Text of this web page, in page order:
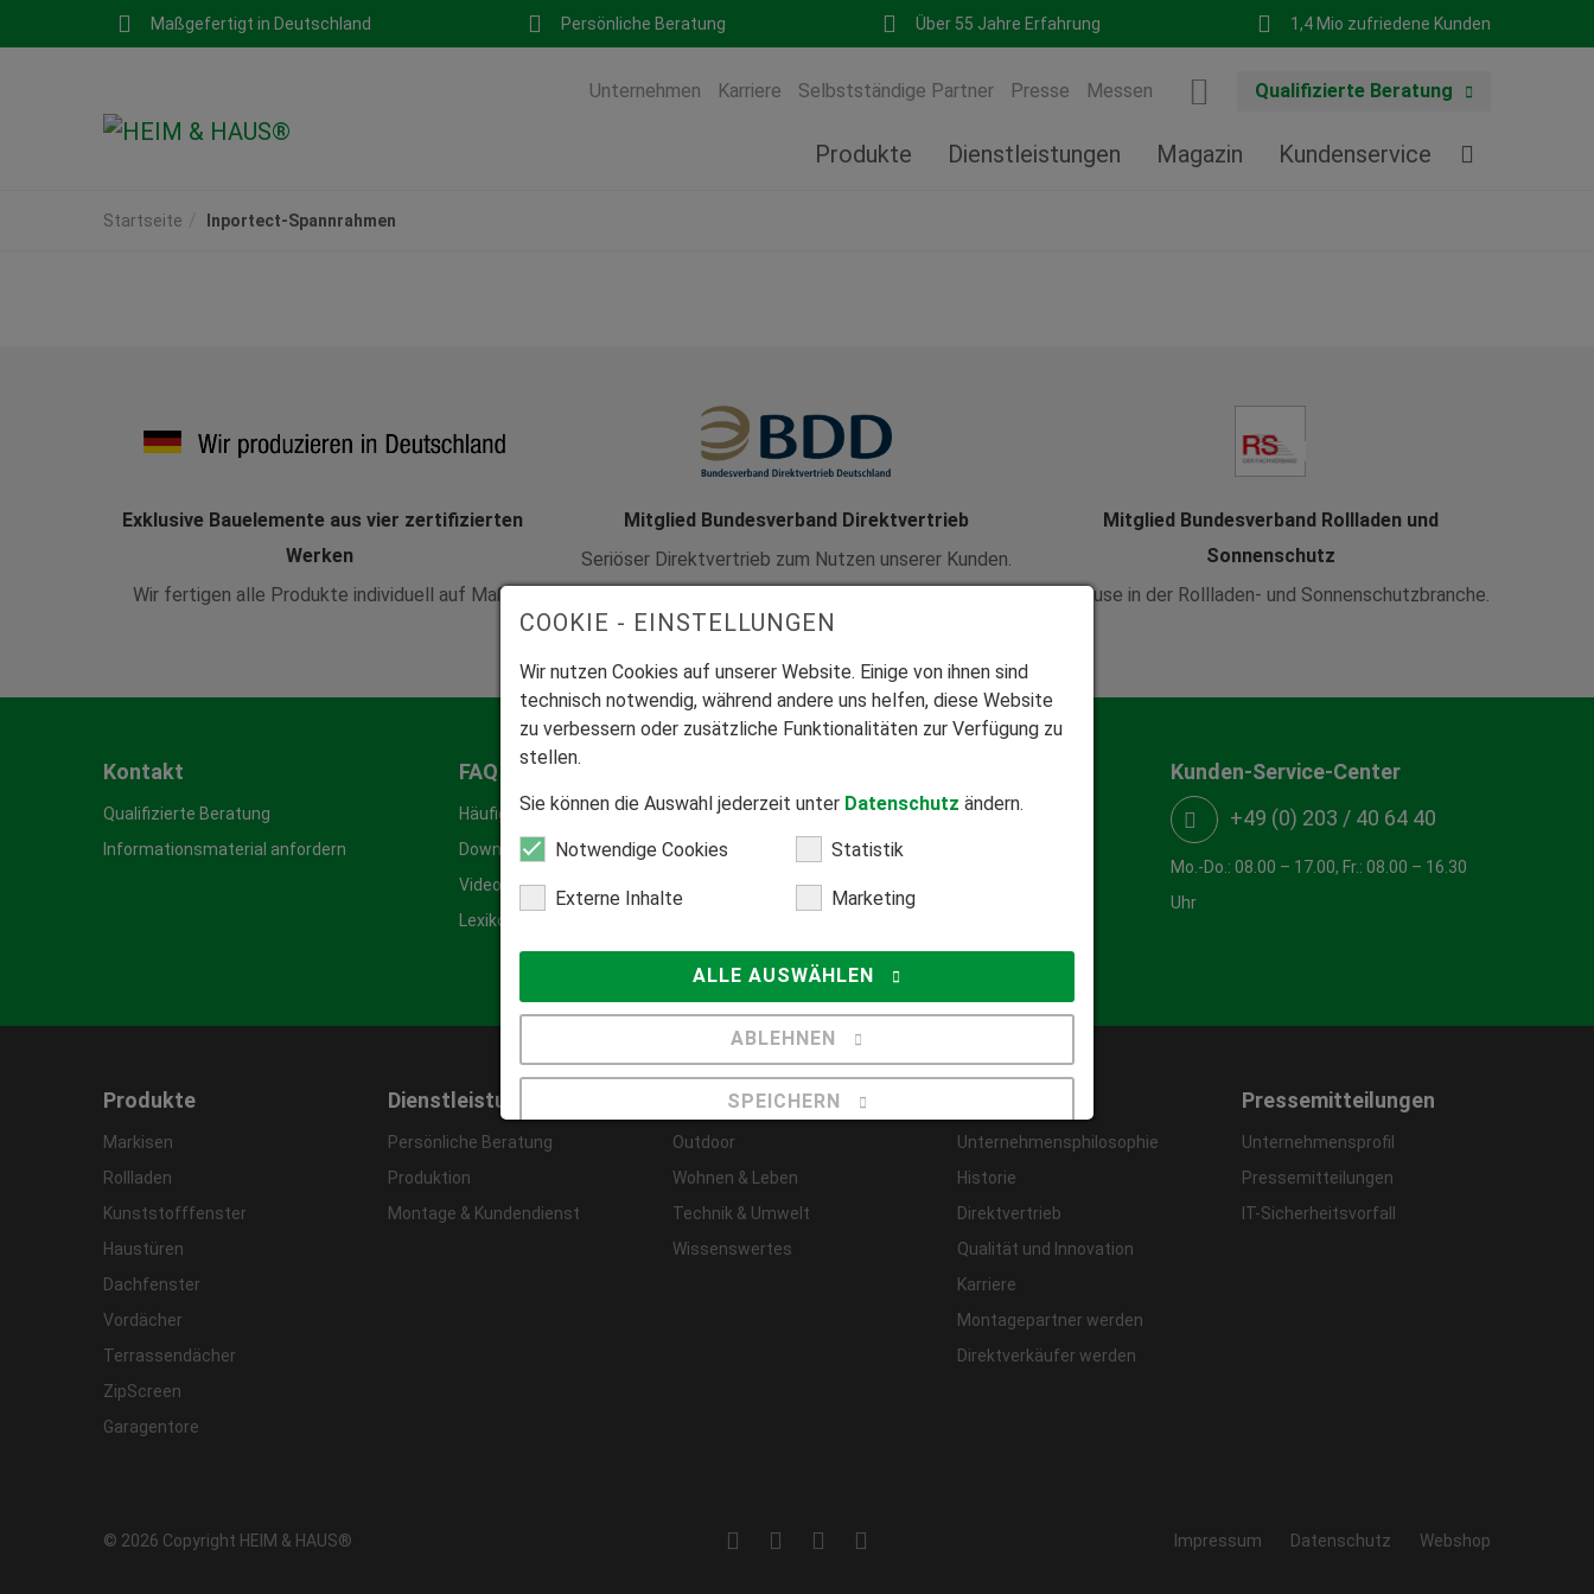
Maßgefertigt in Deutschland Persönliche Beratung Über 55 Jahre Erfahrung 1,4 Mio zufriedene Kunden
Unternehmen Karriere Selbstständige Partner Presse Messen Qualifizierte Beratung
Produkte Dienstleistungen Magazin Kundenservice
Startseite Inportect-Spannrahmen
Exklusive Bauelemente aus vier zertifizierten
Werken
Wir fertigen alle Produkte individuell auf Maß.
Mitglied Bundesverband Direktvertrieb
Seriöser Direktvertrieb zum Nutzen unserer Kunden.
Mitglied Bundesverband Rollladen und
Sonnenschutz
Zuhause in der Rollladen- und Sonnenschutzbranche.
Kontakt
Qualifizierte Beratung
Informationsmaterial anfordern
FAQ & Hilfecenter
Häufige Fragen
Downloadcenter
Video-Anleitungen
Lexikon
Kunden-Service-Center
+49 (0) 203 / 40 64 40
Mo.-Do.: 08.00 – 17.00, Fr.: 08.00 – 16.30
Uhr
Produkte
Markisen
Rollladen
Kunststofffenster
Haustüren
Dachfenster
Vordächer
Terrassendächer
ZipScreen
Garagentore
Dienstleistungen
Persönliche Beratung
Produktion
Montage & Kundendienst
Magazin
Outdoor
Wohnen & Leben
Technik & Umwelt
Wissenswertes
Unternehmensphilosophie
Historie
Direktvertrieb
Qualität und Innovation
Karriere
Montagepartner werden
Direktverkäufer werden
Pressemitteilungen
Unternehmensprofil
Pressemitteilungen
IT-Sicherheitsvorfall
© 2026 Copyright HEIM & HAUS® Impressum Datenschutz Webshop
COOKIE - EINSTELLUNGEN
Wir nutzen Cookies auf unserer Website. Einige von ihnen sind
technisch notwendig, während andere uns helfen, diese Website
zu verbessern oder zusätzliche Funktionalitäten zur Verfügung zu
stellen.
Sie können die Auswahl jederzeit unter Datenschutz ändern.
Notwendige Cookies Statistik
Externe Inhalte Marketing
ALLE AUSWÄHLEN
ABLEHNEN
SPEICHERN